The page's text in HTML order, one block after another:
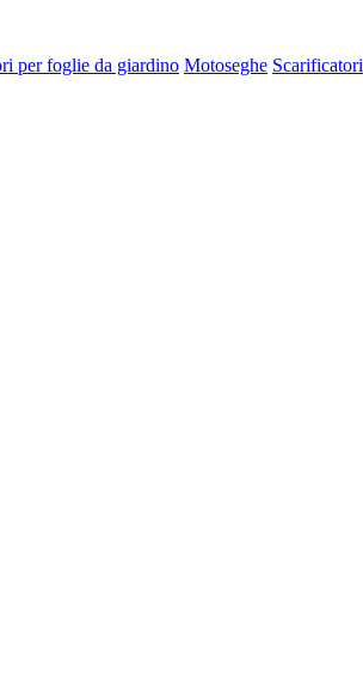
per foglie da giardino Motoseghe Scarificatori